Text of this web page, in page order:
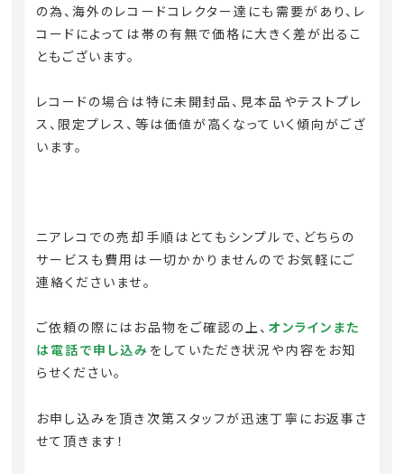
の為、海外のレコードコレクター達にも需要があり、レ
コードによっては帯の有無で価格に大きく差が出るこ
ともございます。
レコードの場合は特に未開封品、見本品やテストプレ
ス、限定プレス、等は価値が高くなっていく傾向がござ
います。
ニアレコでの売却手順はとてもシンプルで、どちらの
サービスも費用は一切かかりませんのでお気軽にご
連絡くださいませ。
ご依頼の際にはお品物をご確認の上、 オンラインまた
は電話で申し込み をしていただき状況や内容をお知
らせください。
お申し込みを頂き次第スタッフが迅速丁寧にお返事さ
せて頂きます！